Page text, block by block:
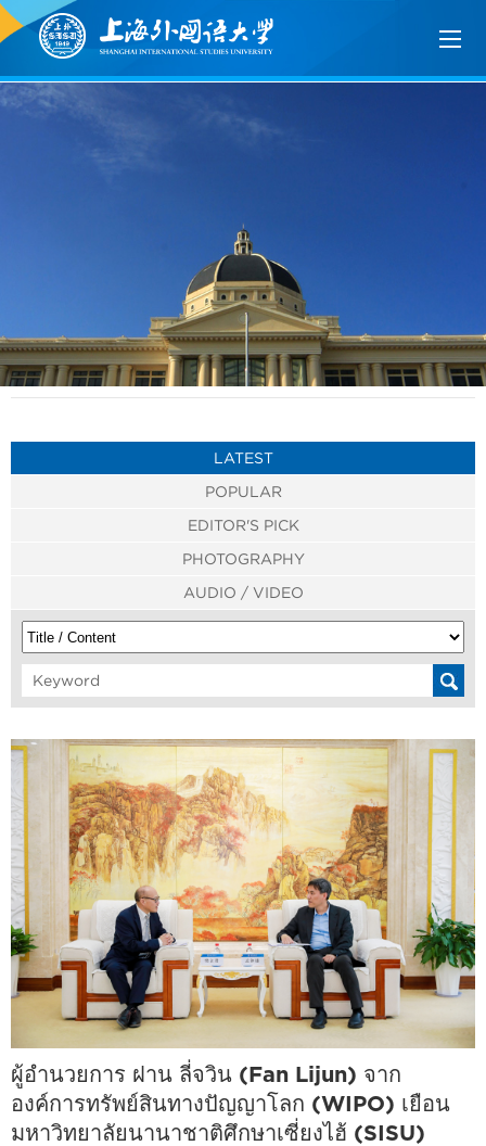
LATEST
POPULAR
EDITOR'S PICK
PHOTOGRAPHY
AUDIO / VIDEO
ผู้อำนวยการ ฝาน ลี่จวิน (Fan Lijun) จาก
องค์การทรัพย์สินทางปัญญาโลก (WIPO) เยือน
มหาวิทยาลัยนานาชาติศึกษาเซี่ยงไฮ้ (SISU)